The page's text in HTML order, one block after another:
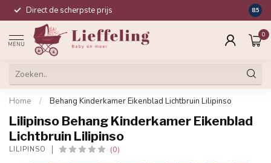
Direct de scherpste prijs 8.5
MENU
0
Home / Behang Kinderkamer Eikenblad Lichtbruin Lilipinso
Lilipinso Behang Kinderkamer Eikenblad
Lichtbruin Lilipinso
LILIPINSO (0)